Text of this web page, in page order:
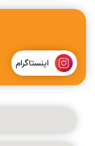
اینستاگرام